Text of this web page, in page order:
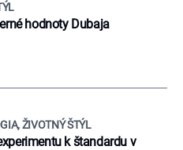
hodnoty Dubaja
ŽIVOTNÝ ŠTÝL
k štandardu v